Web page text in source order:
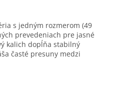
s jedným rozmerom (49
prevedeniach pre jasné
kalich dopĺňa stabilný
časté presuny medzi